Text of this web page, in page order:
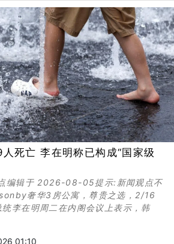
死亡 李在明称已构成“国家级
编辑于 2026-08-05提示:新闻观点不
奢华3房公寓，尊贵之选，2/16
李在明周二在内阁会议上表示，韩
01:10